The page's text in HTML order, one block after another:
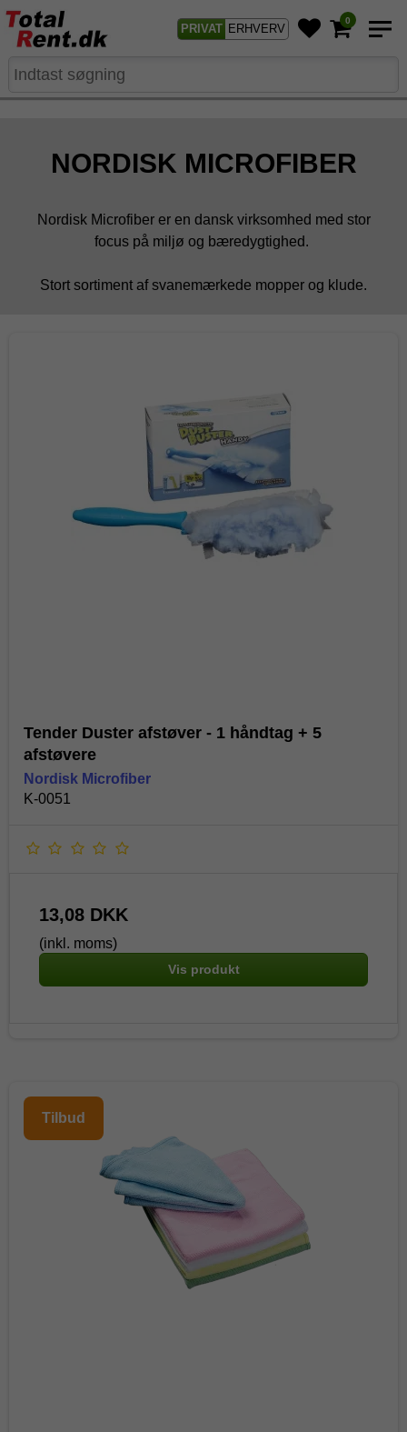
PRIVAT ERHVERV
0
NORDISK MICROFIBER
Nordisk Microfiber er en dansk virksomhed med stor
focus på miljø og bæredygtighed.
Stort sortiment af svanemærkede mopper og klude.
Tender Duster afstøver - 1 håndtag + 5
afstøvere
Nordisk Microfiber
K-0051
13,08 DKK
(inkl. moms)
Vis produkt
Tilbud